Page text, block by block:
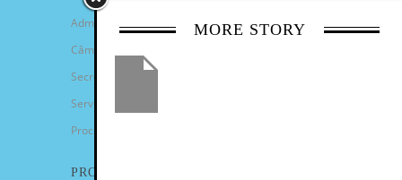
MORE STORY
Administração Municipal
Câmara de Vereadores
Secretarias
Serviços
Procuradoria Geral
PROGRAMAS